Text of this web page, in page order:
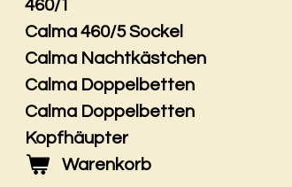
460/1
Calma 460/5 Sockel
Calma Nachtkästchen
Calma Doppelbetten
Calma Doppelbetten
Kopfhäupter
Warenkorb